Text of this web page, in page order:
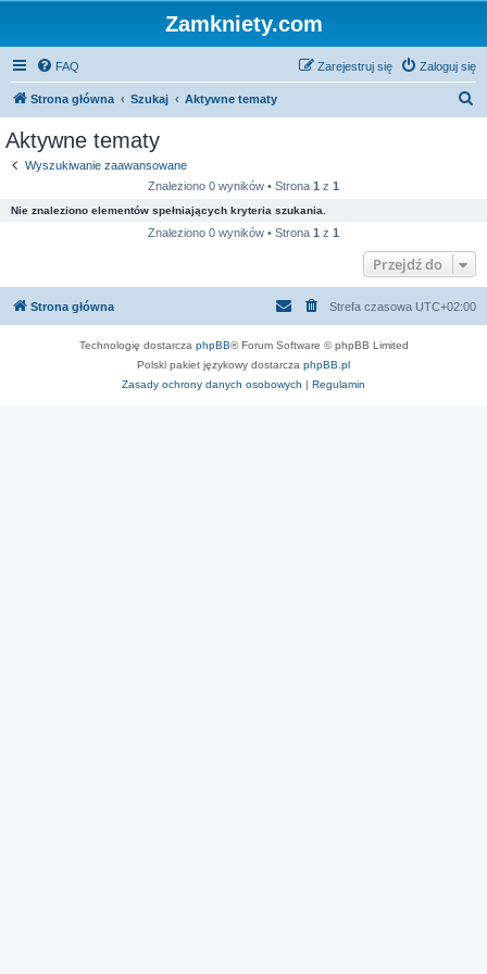
Zamkniety.com
FAQ Zaloguj się
Zarejestruj się
Strona główna Szukaj Aktywne tematy
Aktywne tematy
Wyszukiwanie zaawansowane
Znaleziono 0 wyników • Strona 1 z 1
Nie znaleziono elementów spełniających kryteria szukania.
Znaleziono 0 wyników • Strona 1 z 1
Przejdź do
Strona główna Strefa czasowa UTC+02:00
Technologię dostarcza phpBB® Forum Software © phpBB Limited
Polski pakiet językowy dostarcza phpBB.pl
Zasady ochrony danych osobowych | Regulamin